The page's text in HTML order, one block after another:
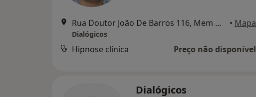
Rua Doutor João De Barros 116, Mem Martins • Mapa
Dialógicos
Hipnose clínica Preço não disponível
Dialógicos